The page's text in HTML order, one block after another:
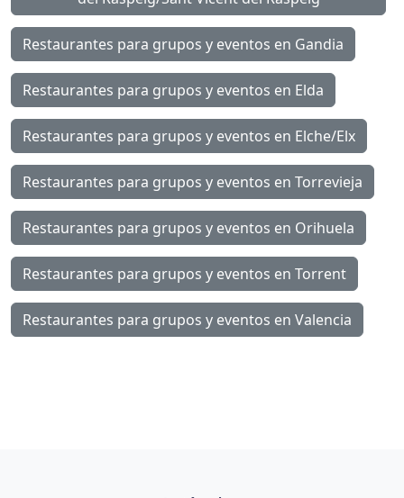
Restaurantes para grupos y eventos en Gandia
Restaurantes para grupos y eventos en Elda
Restaurantes para grupos y eventos en Elche/Elx
Restaurantes para grupos y eventos en Torrevieja
Restaurantes para grupos y eventos en Orihuela
Restaurantes para grupos y eventos en Torrent
Restaurantes para grupos y eventos en Valencia